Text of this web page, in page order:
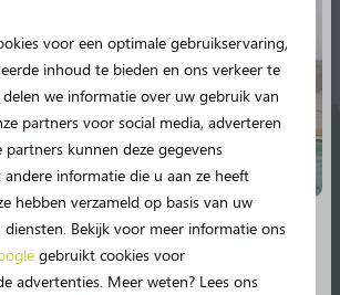
voor een optimale gebruikservaring,
inhoud te bieden en ons verkeer te
we informatie over uw gebruik van
partners voor social media, adverteren
partners kunnen deze gegevens
informatie die u aan ze heeft
hebben verzameld op basis van uw
Bekijk voor meer informatie ons
gebruikt cookies voor
advertenties. Meer weten? Lees ons